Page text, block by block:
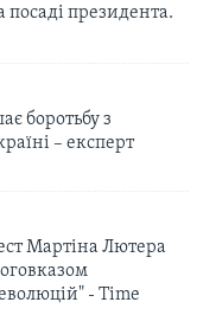
посаді президента.
боротьбу з
– експерт
Мартіна Лютера
- Time